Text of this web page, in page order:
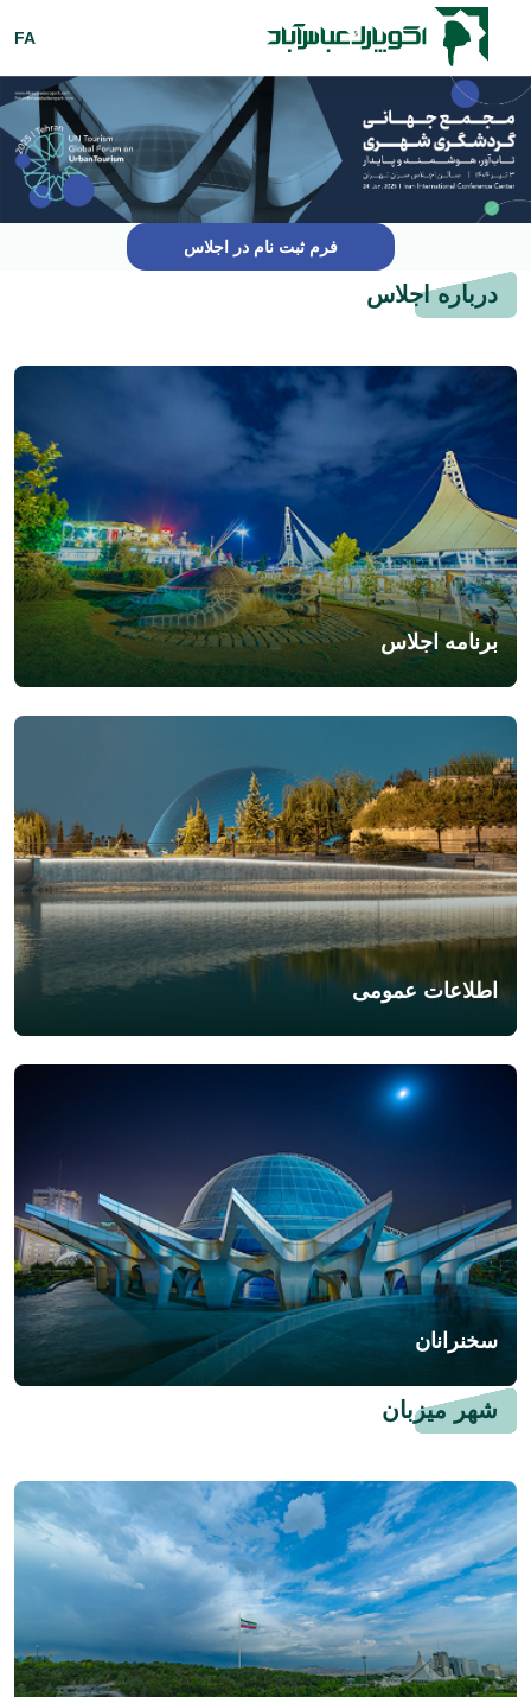
FA
فرم ثبت نام در اجلاس
درباره اجلاس
برنامه اجلاس
اطلاعات عمومی
سخنرانان
شهر میزبان